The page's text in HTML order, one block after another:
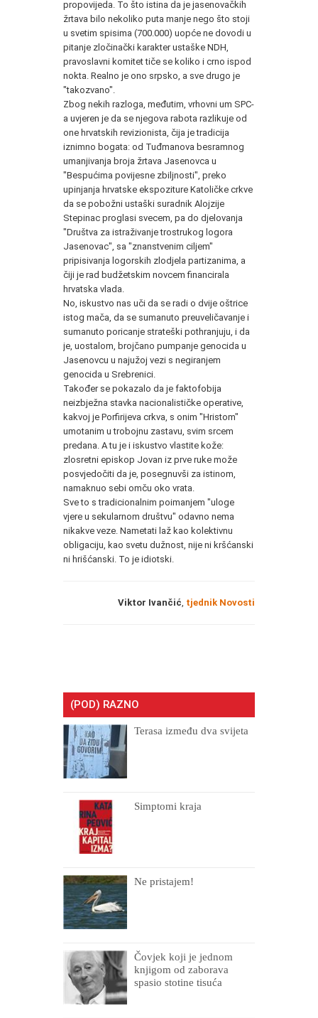
propovijeda. To što istina da je jasenovačkih
žrtava bilo nekoliko puta manje nego što stoji
u svetim spisima (700.000) uopće ne dovodi u
pitanje zločinački karakter ustaške NDH,
pravoslavni komitet tiče se koliko i crno ispod
nokta. Realno je ono srpsko, a sve drugo je
"takozvano".
Zbog nekih razloga, međutim, vrhovni um SPC-
a uvjeren je da se njegova rabota razlikuje od
one hrvatskih revizionista, čija je tradicija
iznimno bogata: od Tuđmanova besramnog
umanjivanja broja žrtava Jasenovca u
"Bespućima povijesne zbiljnosti", preko
upinjanja hrvatske ekspoziture Katoličke crkve
da se pobožni ustaški suradnik Alojzije
Stepinac proglasi svecem, pa do djelovanja
"Društva za istraživanje trostrukog logora
Jasenovac", sa "znanstvenim ciljem"
pripisivanja logorskih zlodjela partizanima, a
čiji je rad budžetskim novcem financirala
hrvatska vlada.
No, iskustvo nas uči da se radi o dvije oštrice
istog mača, da se sumanuto preuveličavanje i
sumanuto poricanje strateški pothranjuju, i da
je, uostalom, brojčano pumpanje genocida u
Jasenovcu u najužoj vezi s negiranjem
genocida u Srebrenici.
Također se pokazalo da je faktofobija
neizbježna stavka nacionalističke operative,
kakvoj je Porfirijeva crkva, s onim "Hristom"
umotanim u trobojnu zastavu, svim srcem
predana. A tu je i iskustvo vlastite kože:
zlosretni episkop Jovan iz prve ruke može
posvjedočiti da je, posegnuvši za istinom,
namaknuo sebi omču oko vrata.
Sve to s tradicionalnim poimanjem "uloge
vjere u sekularnom društvu" odavno nema
nikakve veze. Nametati laž kao kolektivnu
obligaciju, kao svetu dužnost, nije ni kršćanski
ni hrišćanski. To je idiotski.
Viktor Ivančić tjednik Novosti
(POD) RAZNO
Terasa između dva svijeta
Simptomi kraja
Ne pristajem!
Čovjek koji je jednom
knjigom od zaborava
spasio stotine tisuća